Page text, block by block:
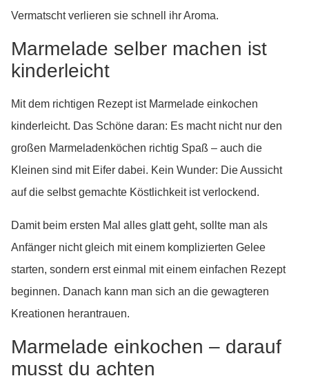
Vermatscht verlieren sie schnell ihr Aroma.
Marmelade selber machen ist
kinderleicht
Mit dem richtigen Rezept ist Marmelade einkochen
kinderleicht. Das Schöne daran: Es macht nicht nur den
großen Marmeladenköchen richtig Spaß – auch die
Kleinen sind mit Eifer dabei. Kein Wunder: Die Aussicht
auf die selbst gemachte Köstlichkeit ist verlockend.
Damit beim ersten Mal alles glatt geht, sollte man als
Anfänger nicht gleich mit einem komplizierten Gelee
starten, sondern erst einmal mit einem einfachen Rezept
beginnen. Danach kann man sich an die gewagteren
Kreationen herantrauen.
Marmelade einkochen – darauf
musst du achten